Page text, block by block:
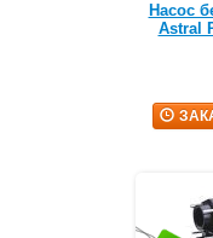
Насос
Astral